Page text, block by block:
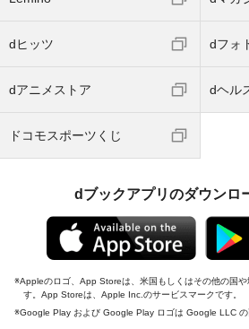
dヒッツ dフォ
dアニメストア dヘル
ドコモスポーツくじ
dブックアプリのダウンロ
Appleのロゴ、App Storeは、米国もしくはその他の国
す。App Storeは、Apple Inc.のサービスマークです。
Google Play および Google Play ロゴは Google LLC の